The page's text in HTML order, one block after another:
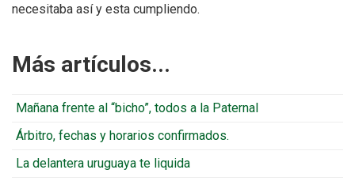
necesitaba así y esta cumpliendo.
Más artículos...
Mañana frente al “bicho”, todos a la Paternal
Árbitro, fechas y horarios confirmados.
La delantera uruguaya te liquida